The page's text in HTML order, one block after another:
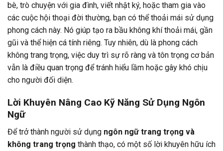
bè, trò chuyện với gia đình, viết nhật ký, hoặc tham gia vào
các cuộc hội thoại đời thường, bạn có thể thoải mái sử dụng
phong cách này. Nó giúp tạo ra bầu không khí thoải mái, gần
gũi và thể hiện cá tính riêng. Tuy nhiên, dù là phong cách
không trang trọng, việc duy trì sự rõ ràng và tôn trọng cơ bản
vẫn là điều quan trọng để tránh hiểu lầm hoặc gây khó chịu
cho người đối diện.
Lời Khuyên Nâng Cao Kỹ Năng Sử Dụng Ngôn
Ngữ
Để trở thành người sử dụng ngôn ngữ trang trọng và
không trang trọng thành thạo, có một số lời khuyên hữu ích